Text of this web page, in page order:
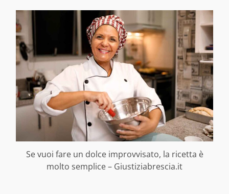
Se vuoi fare un dolce improvvisato, la ricetta è
molto semplice – Giustiziabrescia.it